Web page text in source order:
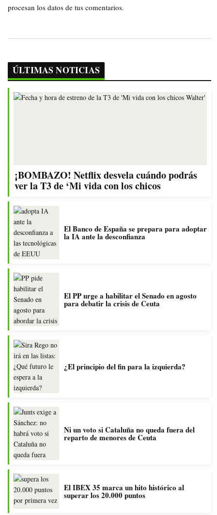
procesan los datos de tus comentarios.
ÚLTIMAS NOTICIAS
¡BOMBAZO! Netflix desvela cuándo podrás
ver la T3 de ‘Mi vida con los chicos
El Banco de España se prepara para adoptar
la IA ante la desconfianza
El PP urge a habilitar el Senado en agosto
para debatir la crisis de Ceuta
¿El principio del fin para la izquierda?
Ni un voto si Cataluña no queda fuera del
reparto de menores de Ceuta
El IBEX 35 marca un hito histórico al
superar los 20.000 puntos